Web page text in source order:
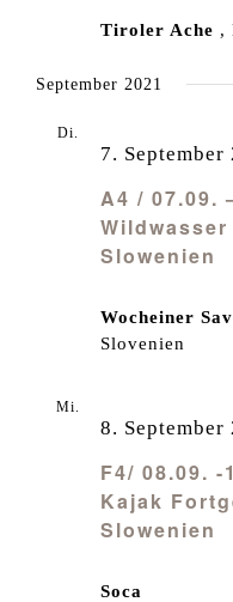
Tiroler Ache ,
September 2021
Di.
A4 / 07.09.
Slowenien
7. September
Wocheiner
Slovenien
Mi.
F4/ 08.09. -
Kajak
Slowenien
8. September
Soca